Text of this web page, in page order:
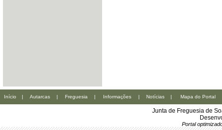
Início | Autarcas | Freguesia | Informações | Notícias | Mapa do Portal
Junta de Freguesia de
Portal